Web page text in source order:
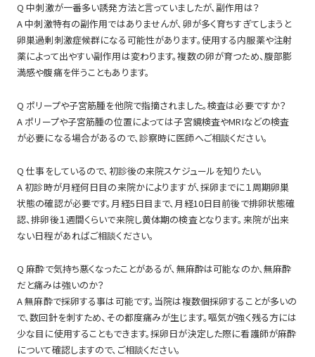
Q 中刺激が一番多い誘発方法と言っていましたが、副作用は？
A 中刺激特有の副作用ではありませんが、卵が多く育ちすぎてしまうと
卵巣過剰刺激症候群になる可能性があります。使用する内服薬や注射
薬によって出やすい副作用は変わります。複数の卵が育つため、腹部膨
満感や腹痛を伴うこともあります。
Q ポリープや子宮筋腫を他院で指摘されました。検査は必要ですか？
A ポリープや子宮筋腫の位置によっては子宮鏡検査やMRIなどの検査
が必要になる場合があるので、診察時に医師へご相談ください。
Q 仕事をしているので、初診後の来院スケジュールを知りたい。
A 初診時が月経何日目の来院かによりますが、採卵までに１周期卵巣
状態の確認が必要です。月経5日目まで、月経10日目前後で排卵状態確
認、排卵後１週間くらいで来院し黄体期の検査となります。来院が出来
ない日程があればご相談ください。
Q 麻酔で気持ち悪くなったことがあるが、無麻酔は可能なのか、無麻酔
だと痛みは強いのか？
A 無麻酔で採卵する事は可能です。当院は複数個採卵することが多いの
で、数回針を刺すため、その都度痛みが生じます。嘔気が強く残る方には
少な目に使用することもできます。採卵日が決定した際に看護師が麻酔
について確認しますので、ご相談ください。